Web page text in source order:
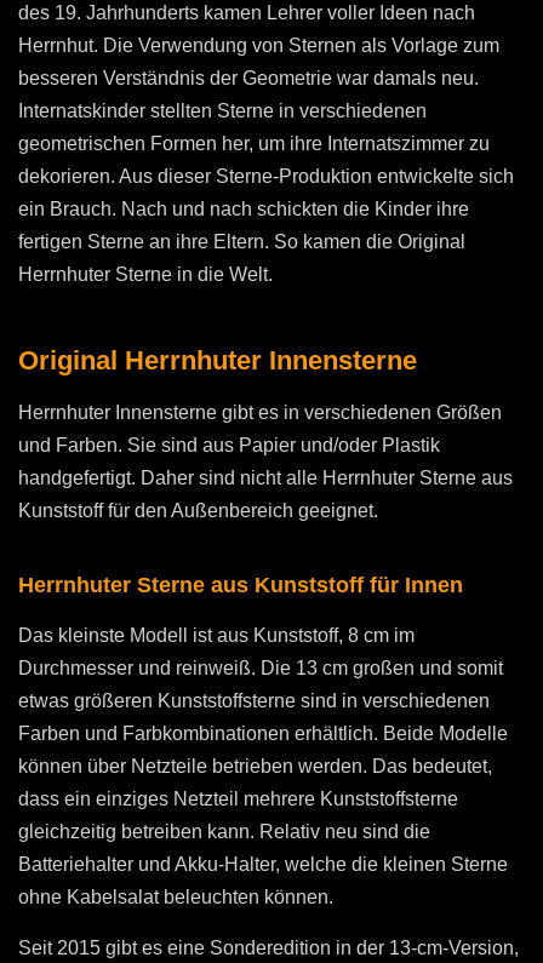
des 19. Jahrhunderts kamen Lehrer voller Ideen nach
Herrnhut. Die Verwendung von Sternen als Vorlage zum
besseren Verständnis der Geometrie war damals neu.
Internatskinder stellten Sterne in verschiedenen
geometrischen Formen her, um ihre Internatszimmer zu
dekorieren. Aus dieser Sterne-Produktion entwickelte sich
ein Brauch. Nach und nach schickten die Kinder ihre
fertigen Sterne an ihre Eltern. So kamen die Original
Herrnhuter Sterne in die Welt.
Original Herrnhuter Innensterne
Herrnhuter Innensterne gibt es in verschiedenen Größen
und Farben. Sie sind aus Papier und/oder Plastik
handgefertigt. Daher sind nicht alle Herrnhuter Sterne aus
Kunststoff für den Außenbereich geeignet.
Herrnhuter Sterne aus Kunststoff für Innen
Das kleinste Modell ist aus Kunststoff, 8 cm im
Durchmesser und reinweiß. Die 13 cm großen und somit
etwas größeren Kunststoffsterne sind in verschiedenen
Farben und Farbkombinationen erhältlich. Beide Modelle
können über Netzteile betrieben werden. Das bedeutet,
dass ein einziges Netzteil mehrere Kunststoffsterne
gleichzeitig betreiben kann. Relativ neu sind die
Batteriehalter und Akku-Halter, welche die kleinen Sterne
ohne Kabelsalat beleuchten können.
Seit 2015 gibt es eine Sonderedition in der 13-cm-Version,